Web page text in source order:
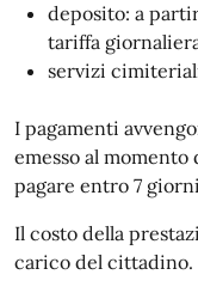
deposito: a
tariffa
servizi
I pagamenti
emesso al
pagare entro 7
Il costo della
carico del cittadino.